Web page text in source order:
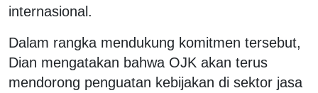
internasional.
Dalam rangka mendukung komitmen tersebut,
Dian mengatakan bahwa OJK akan terus
mendorong penguatan kebijakan di sektor jasa